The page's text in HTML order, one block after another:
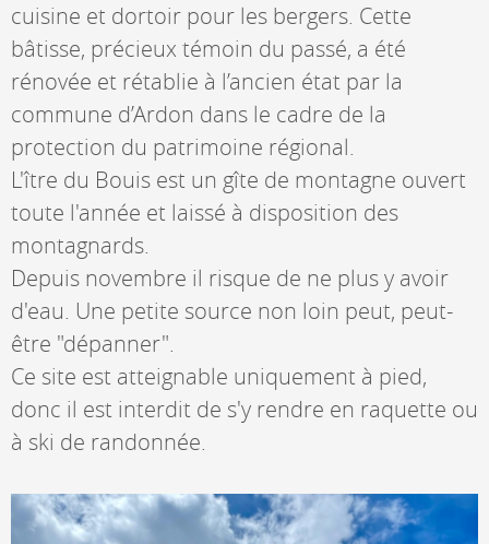
cuisine et dortoir pour les bergers. Cette
bâtisse, précieux témoin du passé, a été
rénovée et rétablie à l’ancien état par la
commune d’Ardon dans le cadre de la
protection du patrimoine régional.
L'ître du Bouis est un gîte de montagne ouvert
toute l'année et laissé à disposition des
montagnards.
Depuis novembre il risque de ne plus y avoir
d'eau. Une petite source non loin peut, peut-
être "dépanner".
Ce site est atteignable uniquement à pied,
donc il est interdit de s'y rendre en raquette ou
à ski de randonnée.